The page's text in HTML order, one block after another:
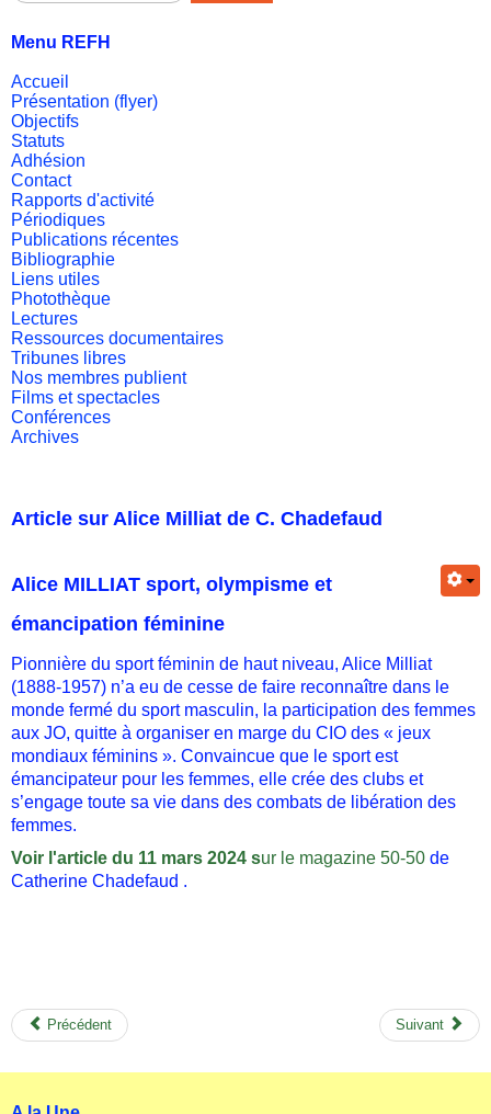
Menu REFH
Accueil
Présentation (flyer)
Objectifs
Statuts
Adhésion
Contact
Rapports d'activité
Périodiques
Publications récentes
Bibliographie
Liens utiles
Photothèque
Lectures
Ressources documentaires
Tribunes libres
Nos membres publient
Films et spectacles
Conférences
Archives
Article sur Alice Milliat de C. Chadefaud
Alice MILLIAT sport, olympisme et
émancipation féminine
Pionnière du sport féminin de haut niveau, Alice Milliat
(1888-1957) n’a eu de cesse de faire reconnaître dans le
monde fermé du sport masculin, la participation des femmes
aux JO, quitte à organiser en marge du CIO des « jeux
mondiaux féminins ». Convaincue que le sport est
émancipateur pour les femmes, elle crée des clubs et
s’engage toute sa vie dans des combats de libération des
femmes.
Voir l'article du 11 mars 2024 sur le magazine 50-50 de
Catherine Chadefaud .
Précédent Suivant